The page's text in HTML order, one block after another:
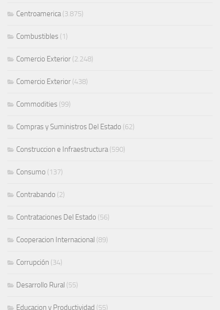
Centroamerica (3.875)
Combustibles (1)
Comercio Exterior (2.248)
Comercio Exterior (438)
Commodities (99)
Compras y Suministros Del Estado (62)
Construccion e Infraestructura (590)
Consumo (137)
Contrabando (2)
Contrataciones Del Estado (56)
Cooperacion Internacional (89)
Corrupción (34)
Desarrollo Rural (55)
Educacion y Productividad (55)